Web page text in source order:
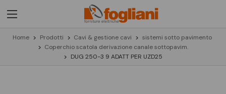
Home Prodotti Cavi & gestione cavi
sistemi sotto pavimento
Coperchio scatola derivazione canale sottopavim.
DUG 250-3 9 ADATT PER UZD25